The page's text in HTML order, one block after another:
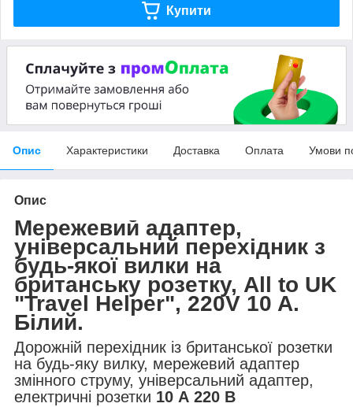
Купити
Опис Характеристики Доставка Оплата Умови
Опис
Мережевий адаптер,
універсальний перехідник з
будь-якої вилки на
британську розетку, All to UK
"Travel Helper", 220V 10 A.
Білий.
Дорожній перехідник із британської розетки
на будь-яку вилку, мережевий адаптер
змінного струму, універсальний адаптер,
електричні розетки 10 А 220 В